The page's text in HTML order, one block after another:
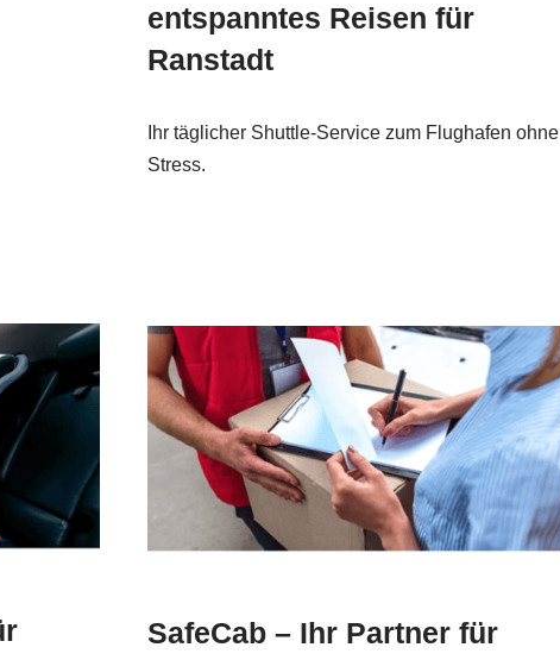
entspanntes Reisen für
Ranstadt
Ihr täglicher Shuttle-Service zum Flughafen ohne
Stress.
SafeCab – Ihr Partner für